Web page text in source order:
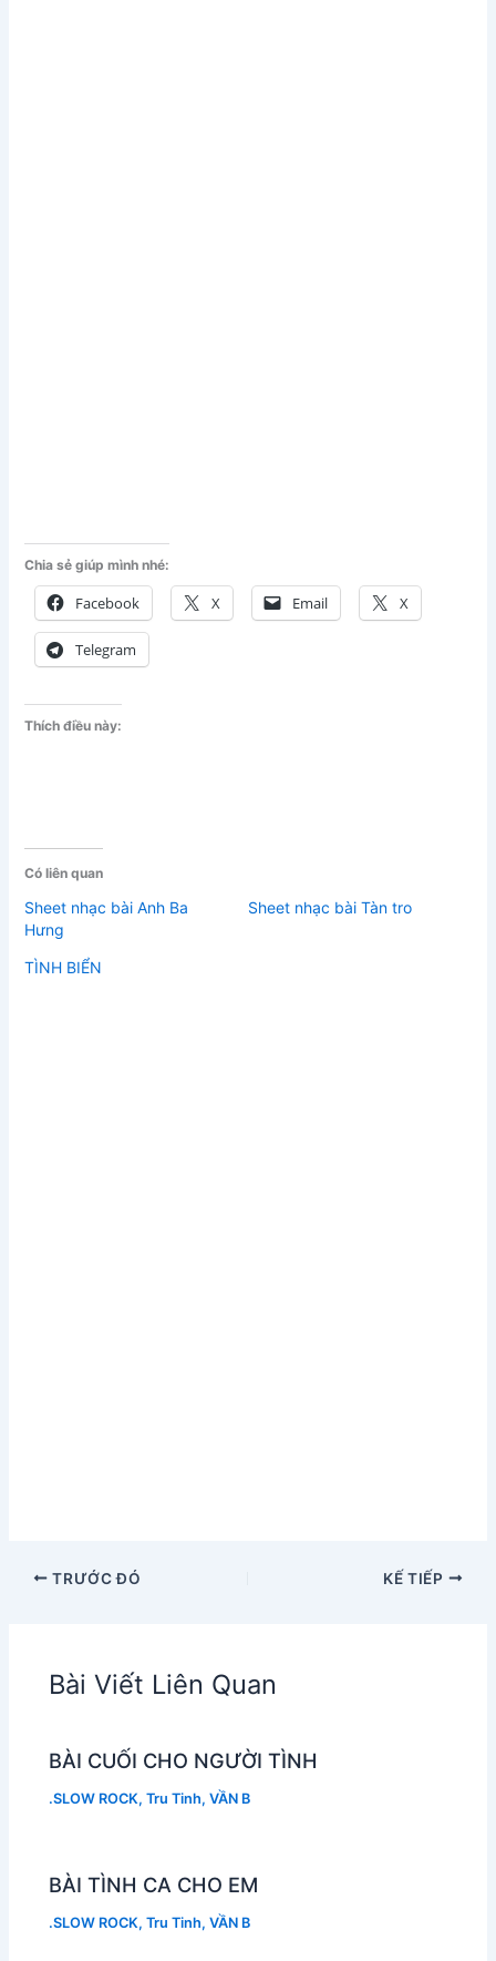
Chia sẻ giúp mình nhé:
Facebook X Email X
Telegram
Thích điều này:
Có liên quan
Sheet nhạc bài Anh Ba
Hưng
Sheet nhạc bài Tàn tro
TÌNH BIỂN
TRƯỚC ĐÓ KẾ TIẾP
Bài Viết Liên Quan
BÀI CUỐI CHO NGƯỜI TÌNH
.SLOW ROCK,Tru Tinh,VẦN B
BÀI TÌNH CA CHO EM
.SLOW ROCK,Tru Tinh,VẦN B